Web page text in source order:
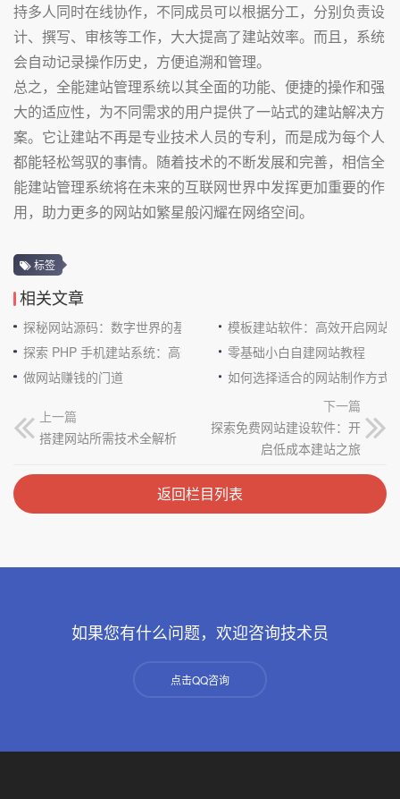
持多人同时在线协作，不同成员可以根据分工，分别负责设
计、撰写、审核等工作，大大提高了建站效率。而且，系统
会自动记录操作历史，方便追溯和管理。
总之，全能建站管理系统以其全面的功能、便捷的操作和强
大的适应性，为不同需求的用户提供了一站式的建站解决方
案。它让建站不再是专业技术人员的专利，而是成为每个人
都能轻松驾驭的事情。随着技术的不断发展和完善，相信全
能建站管理系统将在未来的互联网世界中发挥更加重要的作
用，助力更多的网站如繁星般闪耀在网络空间。
标签
相关文章
探秘网站源码：数字世界的基石
模板建站软件：高效开启网站
探索 PHP 手机建站系统：高效与便捷的完美结合零基础小白自建网站教程
做网站赚钱的门道
如何选择适合的网站制作方式
上一篇
搭建网站所需技术全解析
下一篇
探索免费网站建设软件：开
启低成本建站之旅
返回栏目列表
如果您有什么问题，欢迎咨询技术员
点击QQ咨询